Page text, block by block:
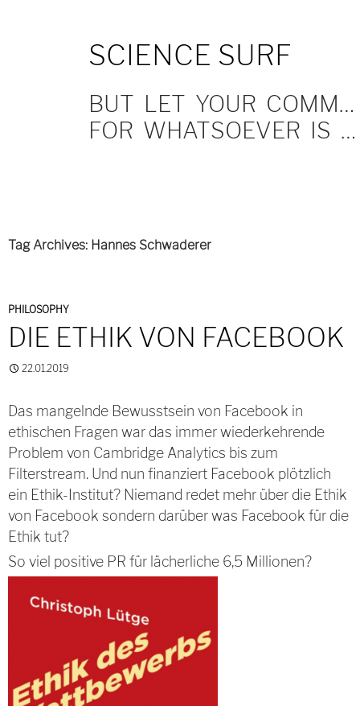
SCIENCE SURF
BUT LET YOUR COMMUNICATION BE YEA, YEA; NAY, NAY.
FOR WHATSOEVER IS MORE THAN THESE COMETH OF EVIL.
Tag Archives: Hannes Schwaderer
PHILOSOPHY
DIE ETHIK VON FACEBOOK
22.01.2019
Das mangelnde Bewusstsein von Facebook in
ethischen Fragen war das immer wiederkehrende
Problem von Cambridge Analytics bis zum
Filterstream. Und nun finanziert Facebook plötzlich
ein Ethik-Institut? Niemand redet mehr über die Ethik
von Facebook sondern darüber was Facebook für die
Ethik tut?
So viel positive PR für lächerliche 6,5 Millionen?